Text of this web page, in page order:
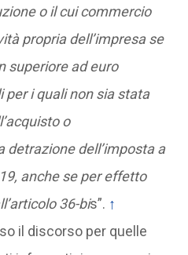
o il cui commercio
propria dell’impresa se
superiore ad euro
per i quali non sia stata
o
detrazione dell’imposta a
anche se per effetto
36-bis”. ↑
il discorso per quelle